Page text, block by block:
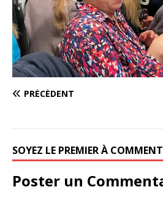
PRÉCÉDENT
SOYEZ LE PREMIER À
Poster un